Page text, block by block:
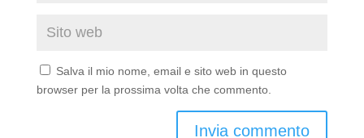
Salva il mio nome, email e sito web in questo
browser per la prossima volta che commento.